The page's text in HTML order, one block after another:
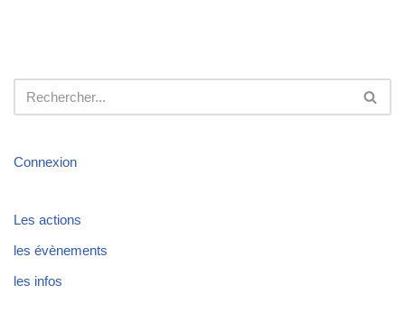
Connexion
Les actions
les évènements
les infos